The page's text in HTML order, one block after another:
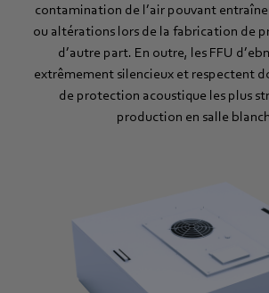
contamination de l’air pouvant
ou altérations lors de la fabrication de
d’autre part. En outre, les FFU
extrêmement silencieux et respectent
de protection acoustique les plus
production en salle